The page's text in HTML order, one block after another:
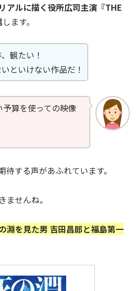
アルに描く役所広司主演『THE
します。
観たい！
といけない作品だ！
算を使っての映像
する声があふれています。
ませんね。
淵を見た男 吉田昌郎と福島第一